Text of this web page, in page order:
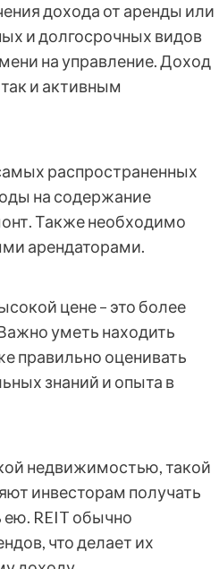
дохода от аренды или
и долгосрочных видов
на управление. Доход
и активным
распространенных
на содержание
Также необходимо
арендаторами.
цене – это более
уметь находить
правильно оценивать
знаний и опыта в
недвижимостью, такой
инвесторам получать
REIT обычно
что делает их